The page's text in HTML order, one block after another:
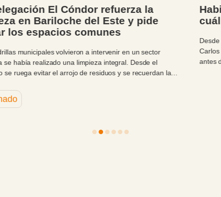
Habilitaciones Comerciales recuerda
cuál es el acceso oficial al sistema GOP
Carlos de Bariloche recuerdan la importancia de verificar el enlace
antes de ingresar datos o iniciar una gestión.